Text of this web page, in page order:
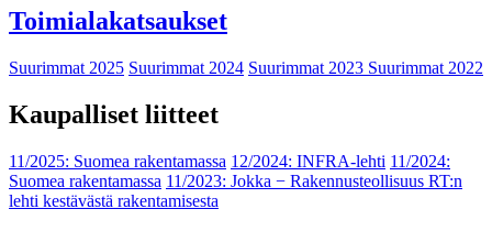
Toimialakatsaukset
Suurimmat 2025 Suurimmat 2024 Suurimmat 2023 Suurimmat 2022
Kaupalliset liitteet
11/2025: Suomea rakentamassa 12/2024: INFRA-lehti 11/2024:
Suomea rakentamassa 11/2023: Jokka − Rakennusteollisuus RT:n
lehti kestävästä rakentamisesta